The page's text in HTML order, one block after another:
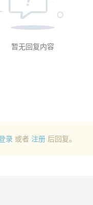
暂无回复内容
录 或者 注册 后回复。